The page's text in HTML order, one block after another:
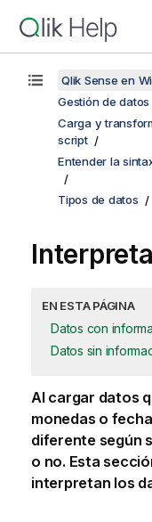
Qlik Sense en
Gestión de datos
Carga y
script
Entender la
Tipos de datos
EN ESTA PÁGINA
Datos con
Datos sin
Al cargar datos
monedas o
diferente según
o no. Esta
interpretan los